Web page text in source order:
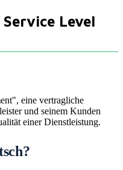
Level
eine vertragliche
und seinem Kunden
einer Dienstleistung.